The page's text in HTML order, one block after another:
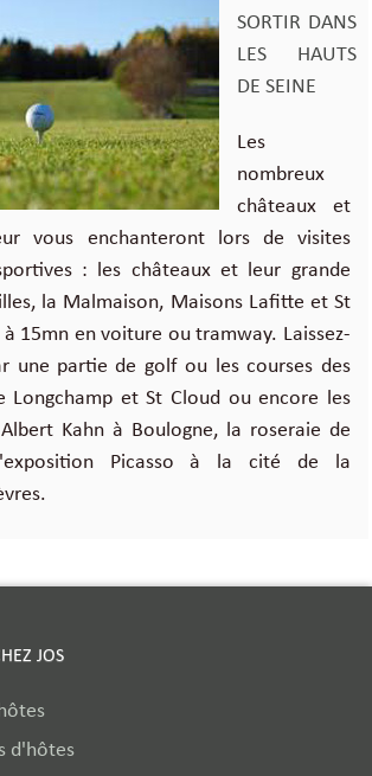
SORTIR DANS
LES HAUTS
DE SEINE
Les
nombreux
châteaux et
vous enchanteront lors de visites
: les châteaux et leur grande
la Malmaison, Maisons Lafitte et St
15mn en voiture ou tramway. Laissez-
une partie de golf ou les courses des
Longchamp et St Cloud ou encore les
Kahn à Boulogne, la roseraie de
Picasso à la cité de la
JOS
d'hôtes